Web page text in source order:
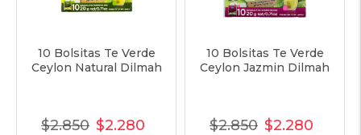
10 Bolsitas Te Verde
Ceylon Natural Dilmah
Precio
$2.850 Precio
$2.280
10 Bolsitas Te Verde
Ceylon Jazmin Dilmah
Precio
$2.850 Precio
$2.280